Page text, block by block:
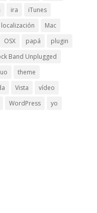
ira
iTunes
localización
Mac
OSX papá
plugin
Band Unplugged
theme
Vista
vídeo
WordPress
yo